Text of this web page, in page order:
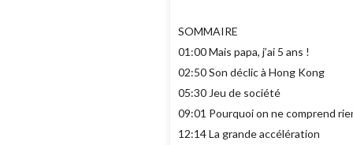
SOMMAIRE
01:00 Mais papa, j’ai 5 ans !
02:50 Son déclic à Hong Kong
05:30 Jeu de société
09:01 Pourquoi on ne comprend
12:14 La grande accélération